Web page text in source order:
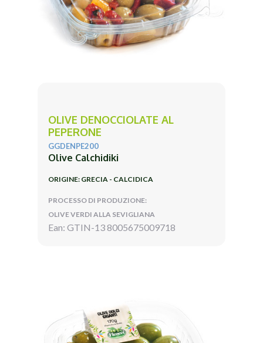
OLIVE DENOCCIOLATE AL
PEPERONE
GGDENPE200
Olive Calchidiki
ORIGINE: GRECIA - CALCIDICA
PROCESSO DI PRODUZIONE:
OLIVE VERDI ALLA SEVIGLIANA
Ean: GTIN-13 8005675009718